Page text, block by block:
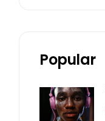
Popular